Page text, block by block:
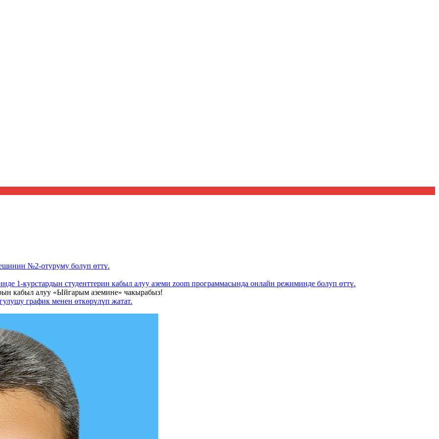
№2-отуруму болуп өттү.
1-курстардын студенттерин кабыл алуу аземи zoom программасында онлайн режиминде болуп өттү.
кабыл алуу «Ыйгарым аземине» чакырабыз!
график менен өткөрүлүп жатат.